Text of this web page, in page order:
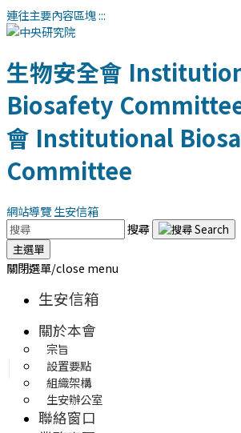
連往主要內容區塊:::
生物安全會
Biosafety
會 Institutional
Committee
網站導覽生安信箱
搜尋
主選單
關閉選單/close menu
生安信箱
關於本會
宗旨
設置要點
組織架構
生安辦公室
聯絡窗口